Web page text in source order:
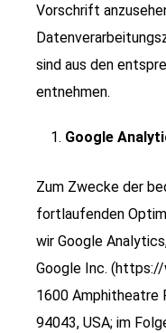
Vorschrift
sind aus den
entnehmen.
Google
Zum Zwecke der
fortlaufenden
wir Google
Google Inc.
1600 Amphitheatre
94043, USA; im